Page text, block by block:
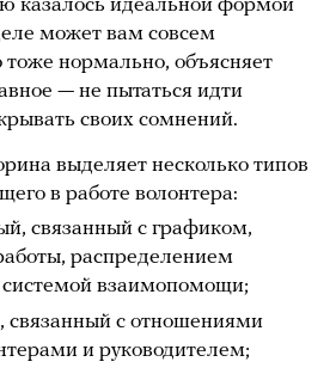
казалось идеальной формой
может вам совсем
тоже нормально, объясняет
— не пытаться идти
своих сомнений.
выделяет несколько типов
в работе волонтера:
связанный с графиком,
распределением
системой взаимопомощи;
связанный с отношениями
и руководителем;